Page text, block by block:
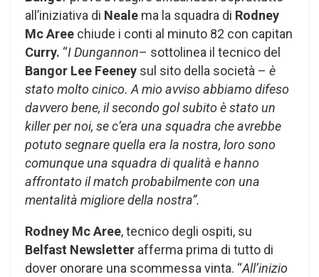
all’iniziativa di Neale ma la squadra di Rodney
Mc Aree chiude i conti al minuto 82 con capitan
Curry. “I Dungannon– sottolinea il tecnico del
Bangor Lee Feeney sul sito della società – è
stato molto cinico. A mio avviso abbiamo difeso
davvero bene, il secondo gol subito è stato un
killer per noi, se c’era una squadra che avrebbe
potuto segnare quella era la nostra, loro sono
comunque una squadra di qualità e hanno
affrontato il match probabilmente con una
mentalità migliore della nostra”.
Rodney Mc Aree, tecnico degli ospiti, su
Belfast Newsletter afferma prima di tutto di
dover onorare una scommessa vinta. “All’inizio